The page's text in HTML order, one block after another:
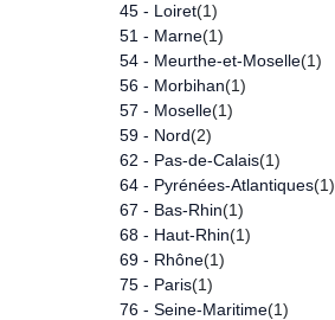
45 - Loiret(1)
51 - Marne(1)
54 - Meurthe-et-Moselle(1)
56 - Morbihan(1)
57 - Moselle(1)
59 - Nord(2)
62 - Pas-de-Calais(1)
64 - Pyrénées-Atlantiques(1)
67 - Bas-Rhin(1)
68 - Haut-Rhin(1)
69 - Rhône(1)
75 - Paris(1)
76 - Seine-Maritime(1)